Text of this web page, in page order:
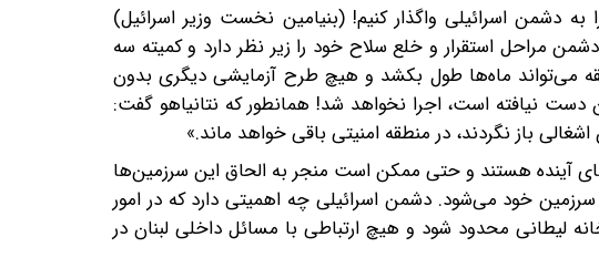
دشمن اسرائیلی واگذار کنیم! (بنیامین نخست وزیر اسرائیل)
مراحل استقرار و خلع سلاح خود را زیر نظر دارد و کمیته سه
می‌تواند ماه‌ها طول بکشد و هیچ طرح آزمایشی دیگری بدون
دست نیافته است، اجرا نخواهد شد! همانطور که نتانیاهو گفت:
باز نگردند، در منطقه امنیتی باقی خواهد ماند.»
آینده هستند و حتی ممکن است منجر به الحاق این سرزمین‌ها
خود می‌شود. دشمن اسرائیلی چه اهمیتی دارد که در امور
لیطانی محدود شود و هیچ ارتباطی با مسائل داخلی لبنان در